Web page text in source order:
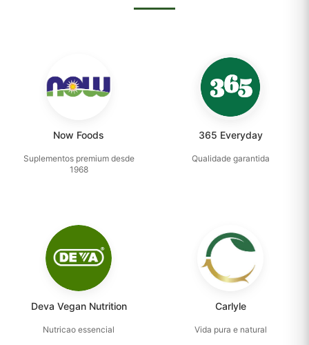
Now Foods
Suplementos premium desde
1968
365 Everyday
Qualidade garantida
Deva Vegan Nutrition
Nutricao essencial
Carlyle
Vida pura e natural